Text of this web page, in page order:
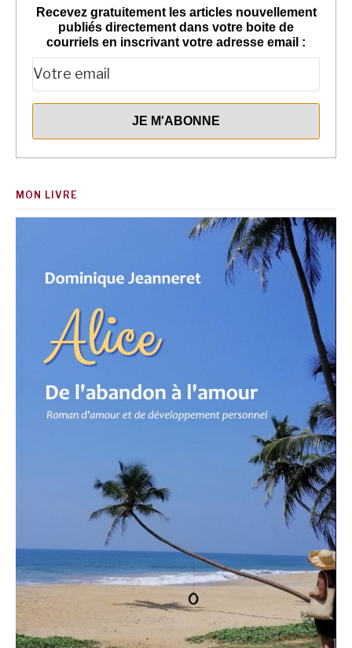
Recevez gratuitement les articles nouvellement
publiés directement dans votre boite de
courriels en inscrivant votre adresse email :
MON LIVRE